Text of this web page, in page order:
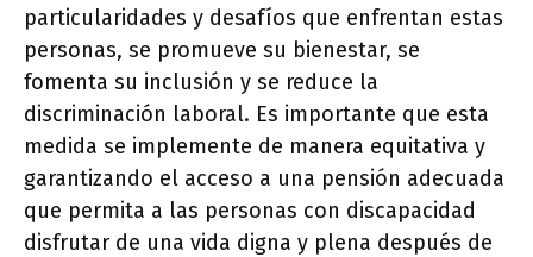
particularidades y desafíos que enfrentan estas
personas, se promueve su bienestar, se
fomenta su inclusión y se reduce la
discriminación laboral. Es importante que esta
medida se implemente de manera equitativa y
garantizando el acceso a una pensión adecuada
que permita a las personas con discapacidad
disfrutar de una vida digna y plena después de